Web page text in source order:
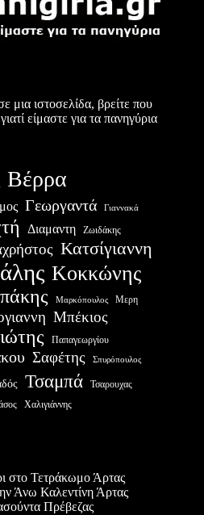
μια ιστοσελίδα, βρείτε που
είμαστε για τα πανηγύρια
Βέρρα
Γεωργαντά Γιαννακά
Διαμαντη Ζωιδάκης
Κατσίγιαννη
Κοκκώνης
Μαρκόπουλος Μερη
Μπέκιος
Παπαγεωργίου
Σαφέτης Σπυρόπουλος
Τσαμπά Τσαρουχας
Χαλιγιάννης
στο Τετράκωμο Άρτας
Άνω Καλεντίνη Άρτας
Πρέβεζας